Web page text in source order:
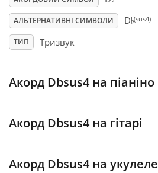
АЛЬТЕРНАТИВНІ СИМВОЛИ D♭(sus4)
ТИП Тризвук
Акорд Dbsus4 на піаніно
Акорд Dbsus4 на гітарі
Акорд Dbsus4 на укулеле